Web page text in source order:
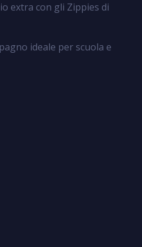
extra con gli Zippies di
ideale per scuola e